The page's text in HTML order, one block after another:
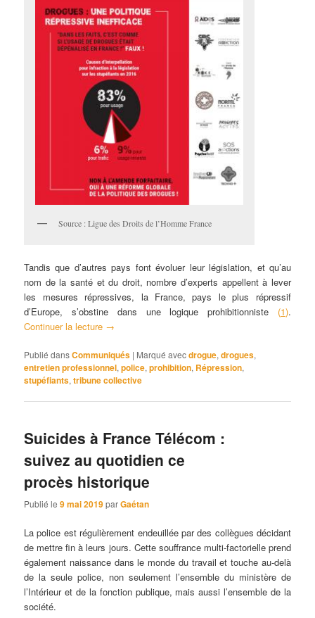
Source : Ligue des Droits de l’Homme France
Tandis que d’autres pays font évoluer leur législation, et qu’au
nom de la santé et du droit, nombre d’experts appellent à lever
les mesures répressives, la France, pays le plus répressif
d’Europe, s’obstine dans une logique prohibitionniste (1).
Continuer la lecture →
Publié dansCommuniqués | Marqué avecdrogue,drogues,
entretien professionnel,police,prohibition, Répression,
stupéfiants,tribune collective
Suicides à France Télécom :
suivez au quotidien ce
procès historique
Publié le9 mai 2019parGaétan
La police est régulièrement endeuillée par des collègues décidant
de mettre fin à leurs jours. Cette souffrance multi-factorielle prend
également naissance dans le monde du travail et touche au-delà
de la seule police, non seulement l’ensemble du ministère de
l’Intérieur et de la fonction publique, mais aussi l’ensemble de la
société.